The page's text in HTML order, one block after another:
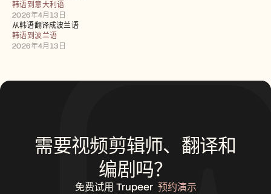
韩语到意大利语
2026年4月13日
从韩语翻译成波兰语
韩语到波兰语
2026年4月13日
需要视频剪辑师、翻译和
编剧吗？
免费试用 Trupeer 预约演示